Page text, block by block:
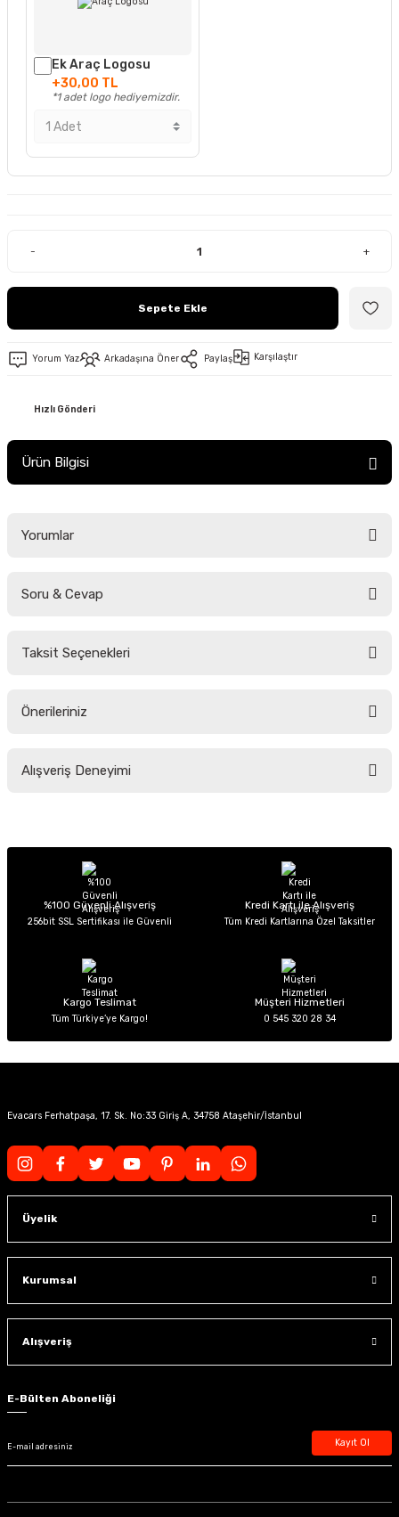
Ek Araç Logosu
+30,00 TL
*1 adet logo hediyemizdir.
- +
Sepete Ekle
Yorum Yaz Arkadaşına Öner Paylaş Karşılaştır
Hızlı Gönderi
Ürün Bilgisi
Yorumlar
Soru & Cevap
Taksit Seçenekleri
Önerileriniz
yetersiz gördüğünüz noktaları öneri formunu kullanarak tarafımıza
Ürün açıklamasında eksik bilgiler bulunuyor.
Ürün bilgilerinde hatalar bulunuyor.
Ürün fiyatı diğer sitelerden daha pahalı.
Alışveriş Deneyimi
Sitemize ilk yorumu siz yapın!
%100 Güvenli Alışveriş
256bit SSL Sertifikası ile Güvenli
Kredi Kartı ile Alışveriş
Tüm Kredi Kartlarına Özel Taksitler
Kargo Teslimat
Tüm Türkiye’ye Kargo!
Müşteri Hizmetleri
0 545 320 28 34
Evacars Ferhatpaşa, 17. Sk. No:33 Giriş A, 34758 Ataşehir/İstanbul
Üyelik
Kurumsal
Alışveriş
E-Bülten Aboneliği
Kayıt Ol